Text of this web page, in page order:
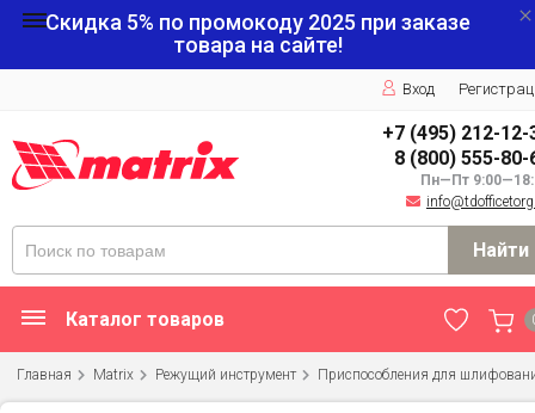
Скидка 5% по промокоду 2025 при заказе
товара на сайте!
Вход
+7 (495) 212-12-
8 (800) 555-80-
Пн—Пт
Найти
Каталог товаров
Главная Matrix Режущий инструмент Приспособления для